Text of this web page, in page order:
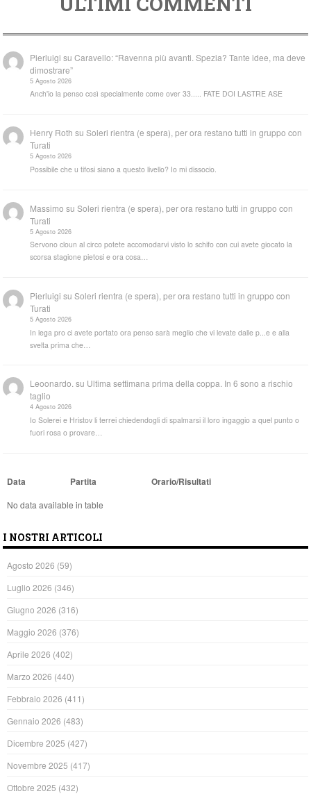
Pierluigi suCaravello: “Ravenna più avanti. Spezia? Tante idee, ma deve
dimostrare”
5 Agosto 2026
Anch'io la penso così specialmente come over 33..... FATE DOI LASTRE ASE
Henry Roth suSoleri rientra (e spera), per ora restano tutti in gruppo con
Turati
5 Agosto 2026
Possibile che u tifosi siano a questo livello? Io mi dissocio.
Massimo suSoleri rientra (e spera), per ora restano tutti in gruppo con
Turati
5 Agosto 2026
Servono cloun al circo potete accomodarvi visto lo schifo con cui avete giocato la
scorsa stagione pietosi e ora cosa…
Pierluigi suSoleri rientra (e spera), per ora restano tutti in gruppo con
Turati
5 Agosto 2026
In lega pro ci avete portato ora penso sarà meglio che vi levate dalle p...e e alla
svelta prima che…
Leoonardo.su Ultima settimana prima della coppa. In 6 sono a rischio
taglio
4 Agosto 2026
Io Solerei e Hristov li terrei chiedendogli di spalmarsi il loro ingaggio a quel punto o
fuori rosa o provare…
Data Partita Orario/Risultati
No data available in table
I NOSTRI ARTICOLI
Agosto 2026 (59)
Luglio 2026 (346)
Giugno 2026 (316)
Maggio 2026 (376)
Aprile 2026 (402)
Marzo 2026 (440)
Febbraio 2026 (411)
Gennaio 2026 (483)
Dicembre 2025 (427)
Novembre 2025 (417)
Ottobre 2025 (432)